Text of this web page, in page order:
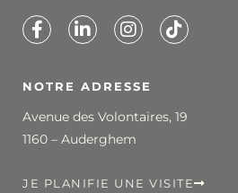
NOTRE ADRESSE
Avenue des Volontaires, 19
1160 – Auderghem
JE PLANIFIE UNE VISITE